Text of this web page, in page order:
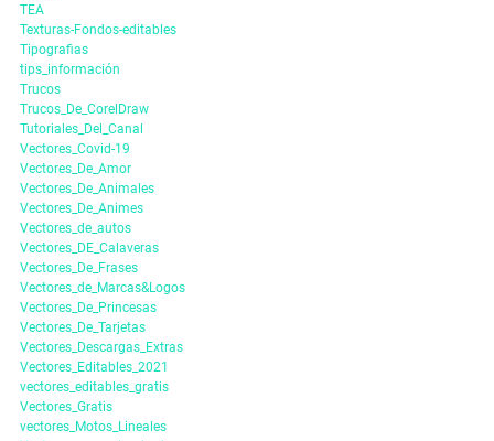
TEA
Texturas-Fondos-editables
Tipografias
tips_información
Trucos
Trucos_De_CorelDraw
Tutoriales_Del_Canal
Vectores_Covid-19
Vectores_De_Amor
Vectores_De_Animales
Vectores_De_Animes
Vectores_de_autos
Vectores_DE_Calaveras
Vectores_De_Frases
Vectores_de_Marcas&Logos
Vectores_De_Princesas
Vectores_De_Tarjetas
Vectores_Descargas_Extras
Vectores_Editables_2021
vectores_editables_gratis
Vectores_Gratis
vectores_Motos_Lineales